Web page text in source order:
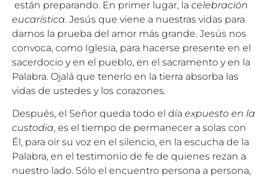
están preparando. En primer lugar, la celebración
eucarística. Jesús que viene a nuestras vidas para
darnos la prueba del amor más grande. Jesús nos
convoca, como Iglesia, para hacerse presente en el
sacerdocio y en el pueblo, en el sacramento y en la
Palabra. Ojalá que tenerlo en la tierra absorba las
vidas de ustedes y los corazones.
Después, el Señor queda todo el día expuesto en la
custodia, es el tiempo de permanecer a solas con
Él, para oír su voz en el silencio, en la escucha de la
Palabra, en el testimonio de fe de quienes rezan a
nuestro lado. Sólo el encuentro persona a persona,